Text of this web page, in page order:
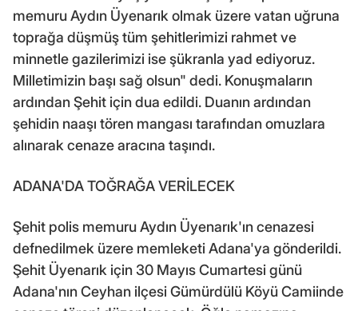
memuru Aydın Üyenarık olmak üzere vatan uğruna
toprağa düşmüş tüm şehitlerimizi rahmet ve
minnetle gazilerimizi ise şükranla yad ediyoruz.
Milletimizin başı sağ olsun" dedi. Konuşmaların
ardından Şehit için dua edildi. Duanın ardından
şehidin naaşı tören mangası tarafından omuzlara
alınarak cenaze aracına taşındı.
ADANA'DA TOĞRAĞA VERİLECEK
Şehit polis memuru Aydın Üyenarık'ın cenazesi
defnedilmek üzere memleketi Adana'ya gönderildi.
Şehit Üyenarık için 30 Mayıs Cumartesi günü
Adana'nın Ceyhan ilçesi Gümürdülü Köyü Camiinde